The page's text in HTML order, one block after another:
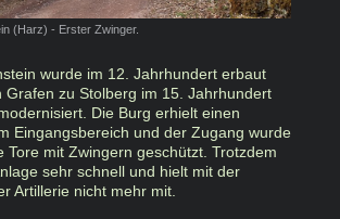
(Harz) - Erster Zwinger.
wurde im 12. Jahrhundert erbaut
Grafen zu Stolberg im 15. Jahrhundert
Die Burg erhielt einen
Eingangsbereich und der Zugang wurde
Tore mit Zwingern geschützt. Trotzdem
sehr schnell und hielt mit der
Artillerie nicht mehr mit.